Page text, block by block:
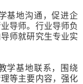
基地沟通，促进企
导师。 行业导师负
师就研究生专业实
学基地联系，围绕
等主要内容，强化